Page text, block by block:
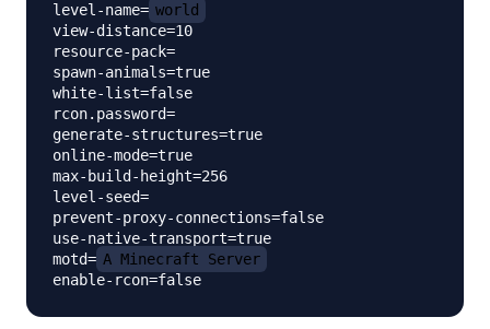
level-name= world
view-distance=10
resource-pack=
spawn-animals=true
white-list=false
rcon.password=
generate-structures=true
online-mode=true
max-build-height=256
level-seed=
prevent-proxy-connections=false
use-native-transport=true
motd= A Minecraft Server